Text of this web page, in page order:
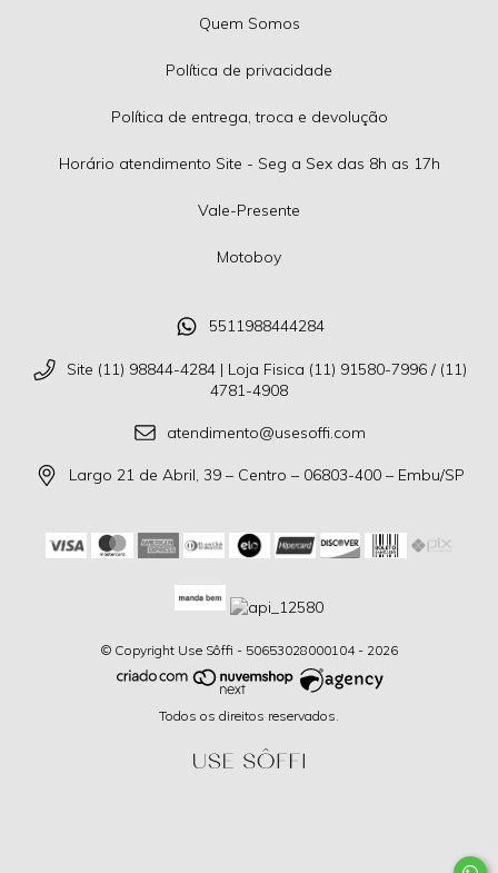
Quem Somos
Política de privacidade
Política de entrega, troca e devolução
Horário atendimento Site - Seg a Sex das 8h as 17h
Vale-Presente
Motoboy
5511988444284
Site (11) 98844-4284 | Loja Fisica (11) 91580-7996 / (11)
4781-4908
atendimento@usesoffi.com
Largo 21 de Abril, 39 – Centro – 06803-400 – Embu/SP
© Copyright Use Sôffi - 50653028000104 - 2026
Todos os direitos reservados.